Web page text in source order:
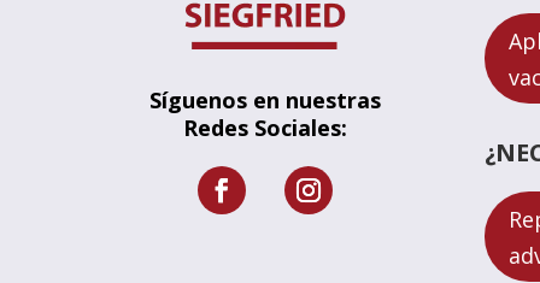
Síguenos en nuestras
Redes Sociales: